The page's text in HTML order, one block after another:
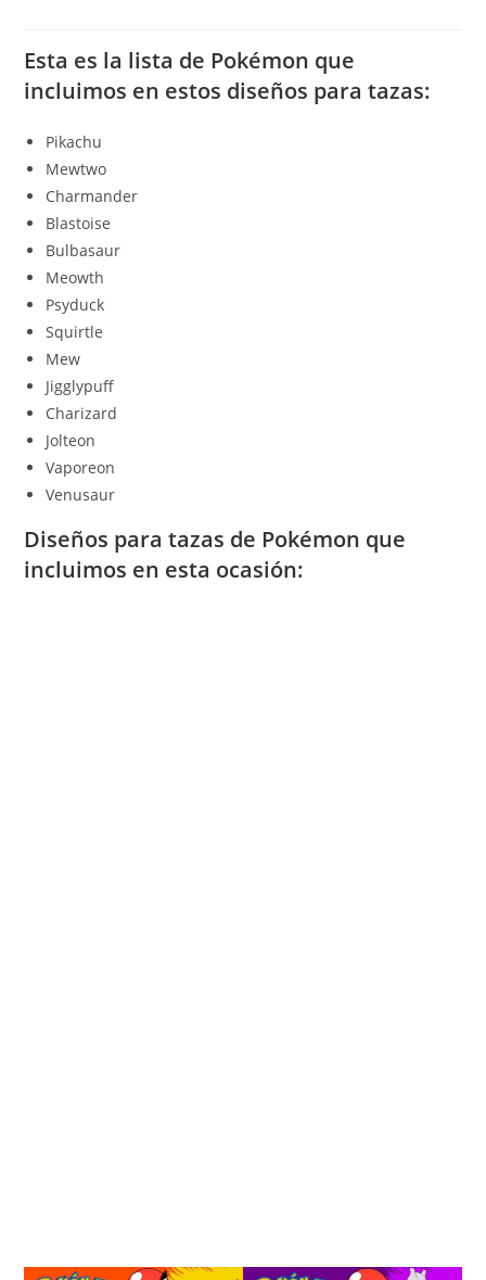
Esta es la lista de Pokémon que
incluimos en estos diseños para tazas:
Pikachu
Mewtwo
Charmander
Blastoise
Bulbasaur
Meowth
Psyduck
Squirtle
Mew
Jigglypuff
Charizard
Jolteon
Vaporeon
Venusaur
Diseños para tazas de Pokémon que
incluimos en esta ocasión: